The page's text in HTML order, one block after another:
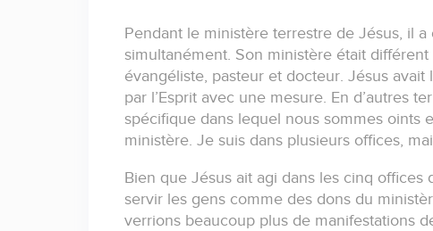
Pendant le ministère terrestre de Jésus, il
simultanément. Son ministère était différent
évangéliste, pasteur et docteur. Jésus avait
par l’Esprit avec une mesure. En d’autres
spécifique dans lequel nous sommes oints
ministère. Je suis dans plusieurs offices,
Bien que Jésus ait agi dans les cinq
servir les gens comme des dons du
verrions beaucoup plus de manifestations